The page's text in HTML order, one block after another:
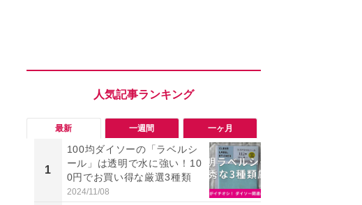
最新 一週間 一ヶ月
1
100均ダイソーの「ラベルシ
ール」は透明で水に強い！10
0円でお買い得な厳選3種類
2024/11/08